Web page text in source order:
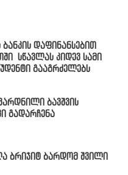
დაფინანსებით
სწავლას კიდევ სამი
გააგრძელებს
ბავშვის
გადარჩენა
ბრიჯიტ ბარდომ შვილი